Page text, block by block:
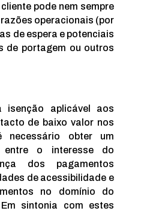
pode nem sempre
operacionais (por
de espera e potenciais
de portagem ou outros
aplicável aos
de baixo valor nos
necessário obter um
entre o interesse do
dos pagamentos
de acessibilidade e
no domínio do
sintonia com estes